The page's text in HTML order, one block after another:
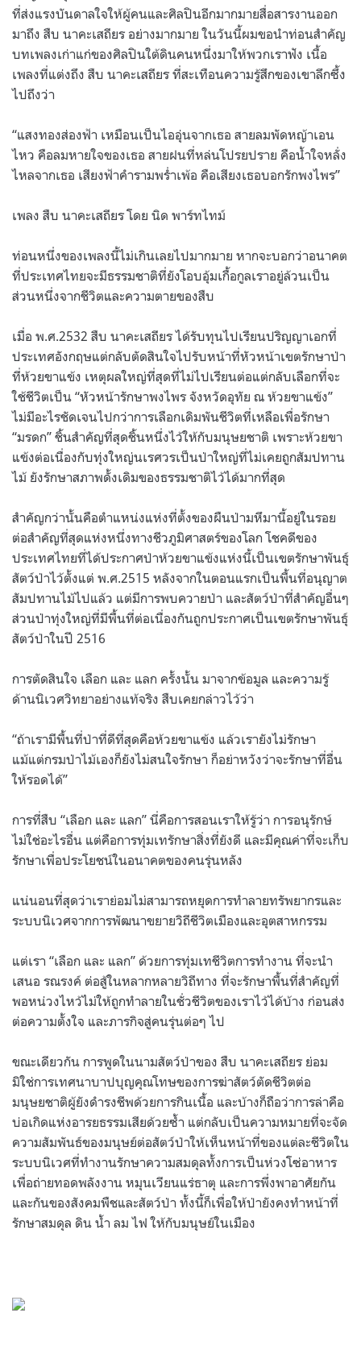
ที่ส่งแรงบันดาลใจให้ผู้คนและศิลปินอีกมากมายสื่อสารงานออก
มาถึง สืบ นาคะเสถียร อย่างมากมาย ในวันนี้ผมขอนำท่อนสำคัญ
บทเพลงเก่าแก่ของศิลปินใต้ดินคนหนึ่งมาให้พวกเราฟัง เนื้อ
เพลงที่แต่งถึง สืบ นาคะเสถียร ที่สะเทือนความรู้สึกของเขาลึกซึ้ง
ไปถึงว่า
“แสงทองส่องฟ้า เหมือนเป็นไออุ่นจากเธอ สายลมพัดหญ้าเอน
ไหว คือลมหายใจของเธอ สายฝนที่หล่นโปรยปราย คือน้ำใจหลั่ง
ไหลจากเธอ เสียงฟ้าคำรามพร่ำเพ้อ คือเสียงเธอบอกรักพงไพร”
เพลง สืบ นาคะเสถียร โดย นิด พาร์ทไทม์
ท่อนหนึ่งของเพลงนี้ไม่เกินเลยไปมากมาย หากจะบอกว่าอนาคต
ที่ประเทศไทยจะมีธรรมชาติที่ยังโอบอุ้มเกื้อกูลเราอยู่ล้วนเป็น
ส่วนหนึ่งจากชีวิตและความตายของสืบ
เมื่อ พ.ศ.2532 สืบ นาคะเสถียร ได้รับทุนไปเรียนปริญญาเอกที่
ประเทศอังกฤษแต่กลับตัดสินใจไปรับหน้าที่หัวหน้าเขตรักษาป่า
ที่ห้วยขาแข้ง เหตุผลใหญ่ที่สุดที่ไม่ไปเรียนต่อแต่กลับเลือกที่จะ
ใช้ชีวิตเป็น “หัวหน้ารักษาพงไพร จังหวัดอุทัย ณ ห้วยขาแข้ง”
ไม่มีอะไรชัดเจนไปกว่าการเลือกเดิมพันชีวิตที่เหลือเพื่อรักษา
“มรดก” ชิ้นสำคัญที่สุดชิ้นหนึ่งไว้ให้กับมนุษยชาติ เพราะห้วยขา
แข้งต่อเนื่องกับทุ่งใหญ่นเรศวรเป็นป่าใหญ่ที่ไม่เคยถูกสัมปทาน
ไม้ ยังรักษาสภาพดั้งเดิมของธรรมชาติไว้ได้มากที่สุด
สำคัญกว่านั้นคือตำแหน่งแห่งที่ตั้งของผืนป่ามหึมานี้อยู่ในรอย
ต่อสำคัญที่สุดแห่งหนึ่งทางชีวภูมิศาสตร์ของโลก โชคดีของ
ประเทศไทยที่ได้ประกาศป่าห้วยขาแข้งแห่งนี้เป็นเขตรักษาพันธุ์
สัตว์ป่าไว้ตั้งแต่ พ.ศ.2515 หลังจากในตอนแรกเป็นพื้นที่อนุญาต
สัมปทานไม้ไปแล้ว แต่มีการพบควายป่า และสัตว์ป่าที่สำคัญอื่นๆ
ส่วนป่าทุ่งใหญ่ที่มีพื้นที่ต่อเนื่องกันถูกประกาศเป็นเขตรักษาพันธุ์
สัตว์ป่าในปี 2516
การตัดสินใจ เลือก และ แลก ครั้งนั้น มาจากข้อมูล และความรู้
ด้านนิเวศวิทยาอย่างแท้จริง สืบเคยกล่าวไว้ว่า
“ถ้าเรามีพื้นที่ป่าที่ดีที่สุดคือห้วยขาแข้ง แล้วเรายังไม่รักษา
แม้แต่กรมป่าไม้เองก็ยังไม่สนใจรักษา ก็อย่าหวังว่าจะรักษาที่อื่น
ให้รอดได้”
การที่สืบ “เลือก และ แลก” นี่คือการสอนเราให้รู้ว่า การอนุรักษ์
ไม่ใช่อะไรอื่น แต่คือการทุ่มเทรักษาสิ่งที่ยังดี และมีคุณค่าที่จะเก็บ
รักษาเพื่อประโยชน์ในอนาคตของคนรุ่นหลัง
แน่นอนที่สุดว่าเราย่อมไม่สามารถหยุดการทำลายทรัพยากรและ
ระบบนิเวศจากการพัฒนาขยายวิถีชีวิตเมืองและอุตสาหกรรม
แต่เรา “เลือก และ แลก” ด้วยการทุ่มเทชีวิตการทำงาน ที่จะนำ
เสนอ รณรงค์ ต่อสู้ในหลากหลายวิถีทาง ที่จะรักษาพื้นที่สำคัญที่
พอหน่วงไหว้ไม่ให้ถูกทำลายในชั่วชีวิตของเราไว้ได้บ้าง ก่อนส่ง
ต่อความตั้งใจ และภารกิจสู่คนรุ่นต่อๆ ไป
ขณะเดียวกัน การพูดในนามสัตว์ป่าของ สืบ นาคะเสถียร ย่อม
มิใช่การเทศนาบาปบุญคุณโทษของการฆ่าสัตว์ตัดชีวิตต่อ
มนุษยชาติผู้ยังดำรงชีพด้วยการกินเนื้อ และบ้างก็ถือว่าการล่าคือ
บ่อเกิดแห่งอารยธรรมเสียด้วยซ้ำ แต่กลับเป็นความหมายที่จะจัด
ความสัมพันธ์ของมนุษย์ต่อสัตว์ป่าให้เห็นหน้าที่ของแต่ละชีวิตใน
ระบบนิเวศที่ทำงานรักษาความสมดุลทั้งการเป็นห่วงโซ่อาหาร
เพื่อถ่ายทอดพลังงาน หมุนเวียนแร่ธาตุ และการพึ่งพาอาศัยกัน
และกันของสังคมพืชและสัตว์ป่า ทั้งนี้ก็เพื่อให้ป่ายังคงทำหน้าที่
รักษาสมดุล ดิน น้ำ ลม ไฟ ให้กับมนุษย์ในเมือง